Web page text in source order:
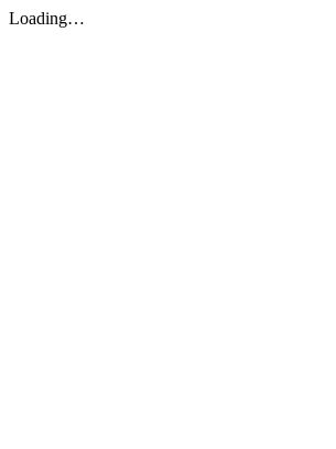
Loading…